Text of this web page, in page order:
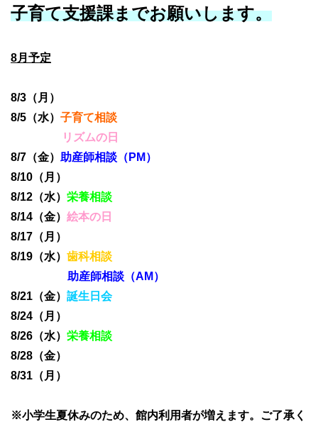
子育て支援課までお願いします。
8月予定
8/3（月）
8/5（水） 子育て相談
リズムの日
8/7（金） 助産師相談（PM）
8/10（月）
8/12（水） 栄養相談
8/14（金） 絵本の日
8/17（月）
8/19（水） 歯科相談
助産師相談（AM）
8/21（金） 誕生日会
8/24（月）
8/26（水） 栄養相談
8/28（金）
8/31（月）
※小学生夏休みのため、館内利用者が増えます。ご了承く